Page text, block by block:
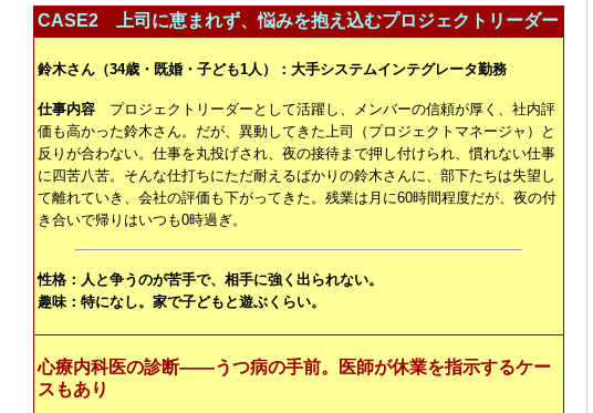
CASE2 上司に恵まれず、悩みを抱え込むプロジェクトリーダー
鈴木さん（34歳・既婚・子ども1人）：大手システムインテグレータ勤務
仕事内容 プロジェクトリーダーとして活躍し、メンバーの信頼が厚く、社内評
価も高かった鈴木さん。だが、異動してきた上司（プロジェクトマネージャ）と
反りが合わない。仕事を丸投げされ、夜の接待まで押し付けられ、慣れない仕事
に四苦八苦。そんな仕打ちにただ耐えるばかりの鈴木さんに、部下たちは失望し
て離れていき、会社の評価も下がってきた。残業は月に60時間程度だが、夜の付
き合いで帰りはいつも0時過ぎ。
性格：人と争うのが苦手で、相手に強く出られない。
趣味：特になし。家で子どもと遊ぶくらい。
心療内科医の診断――うつ病の手前。医師が休業を指示するケー
スもあり